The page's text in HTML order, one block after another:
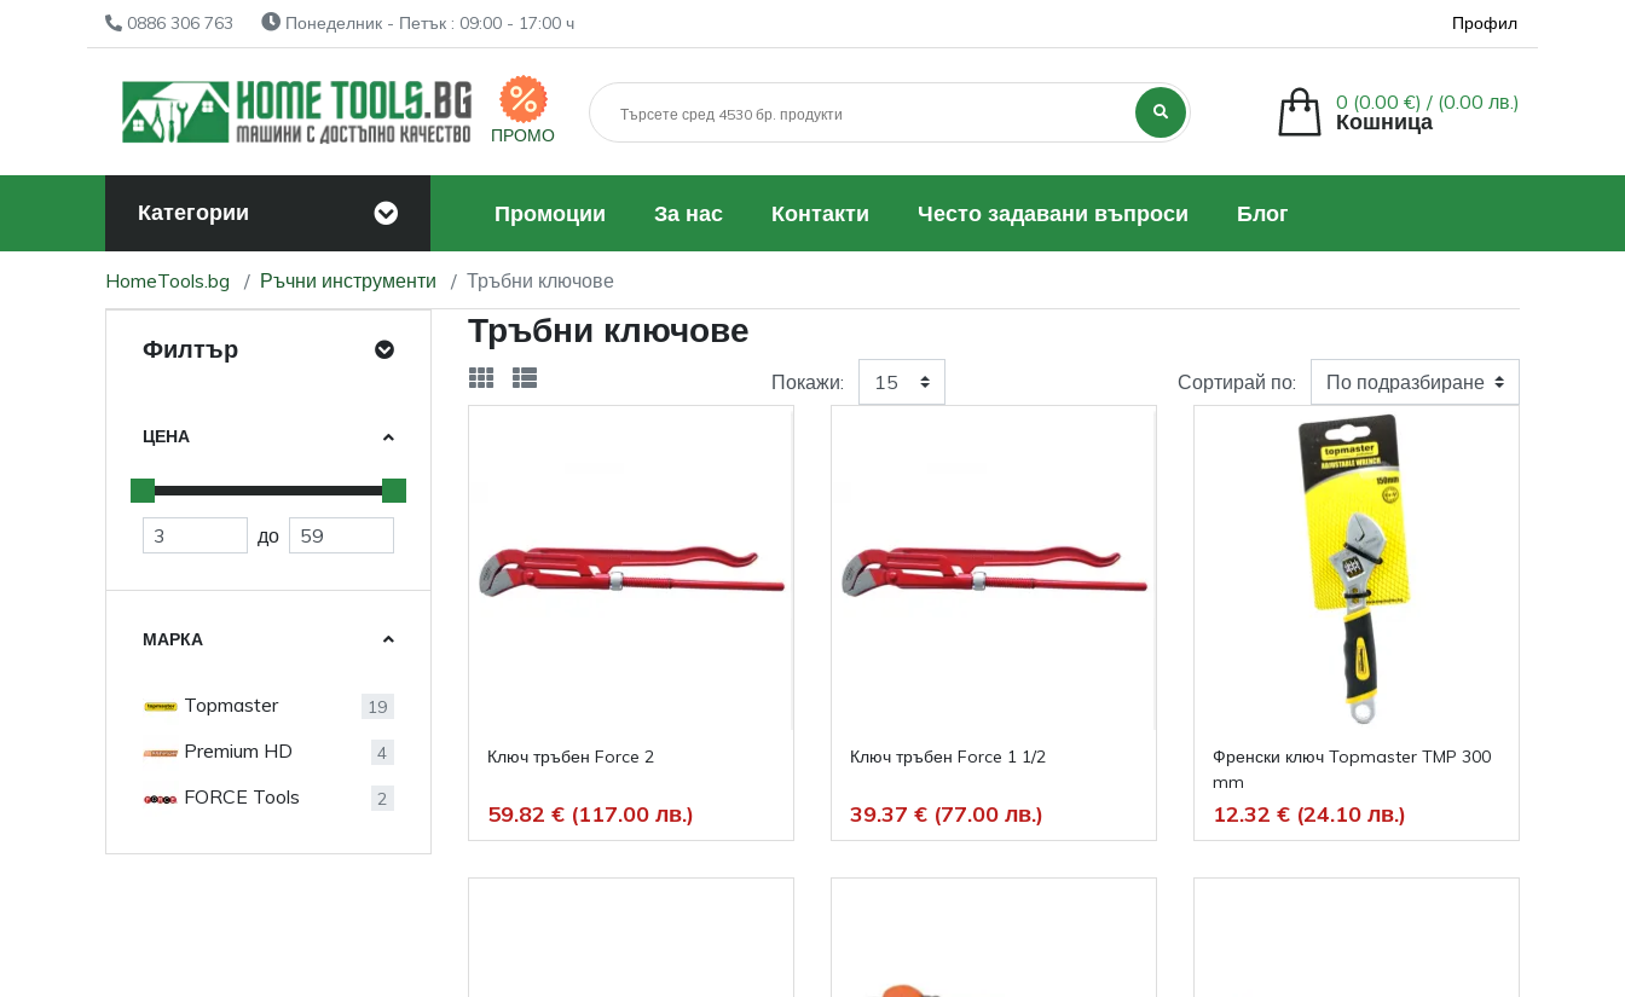
0886 306 763 Понеделник - Петък : 09:00 - 17:00 ч Профил
ПРОМО
Кошница
0 (0.00 €) / (0.00 лв.)
Категории Промоции За нас Контакти Често задавани въпроси Блог
HomeTools.bg Ръчни инструменти Тръбни ключове
Филтър
ЦЕНА
до
МАРКА
Topmaster 19
Premium HD 4
FORCE Tools 2
Тръбни ключове
Покажи: Сортирай по:
Ключ тръбен Force 2
59.82 € (117.00 лв.)
Ключ тръбен Force 1 1/2
39.37 € (77.00 лв.)
Френски ключ Topmaster TMP 300
mm
12.32 € (24.10 лв.)